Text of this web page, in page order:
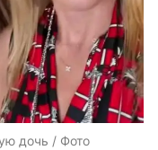
дочь / Фото